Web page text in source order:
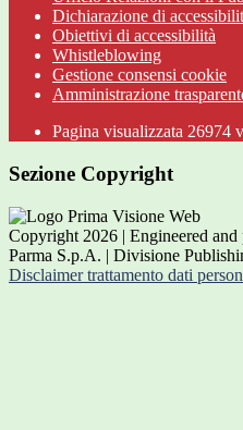
Dichiarazione di
Obiettivi di accessibilità
Whistleblowing
Gestione consensi cookie
Amministrazione
Pagina visualizzata 26974
Sezione Copyright
Copyright 2026 | Engineered
Parma S.p.A. | Divisione
Disclaimer trattamento dati